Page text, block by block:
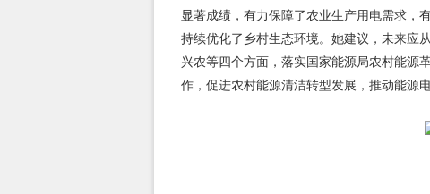
显著成绩，有力保障了农业生产用电需求，
持续优化了乡村生态环境。她建议，未来应
兴农等四个方面，落实国家能源局农村能源
作，促进农村能源清洁转型发展，推动能源